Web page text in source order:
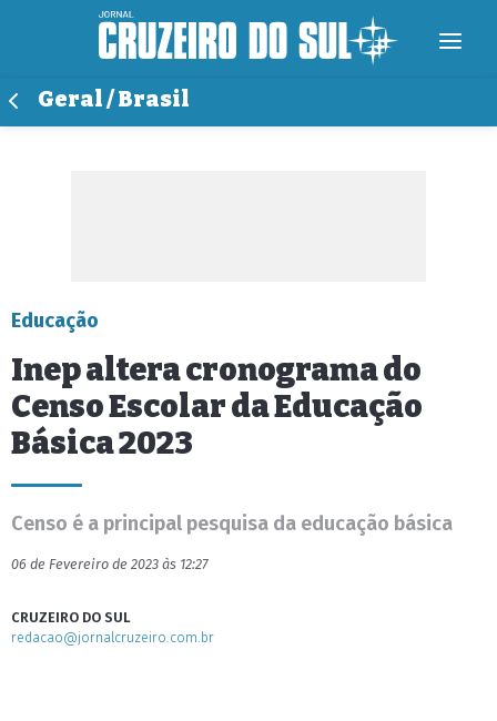
Geral / Brasil
Educação
Inep altera cronograma do
Censo Escolar da Educação
Básica 2023
Censo é a principal pesquisa da educação básica
06 de Fevereiro de 2023 às 12:27
CRUZEIRO DO SUL
redacao@jornalcruzeiro.com.br